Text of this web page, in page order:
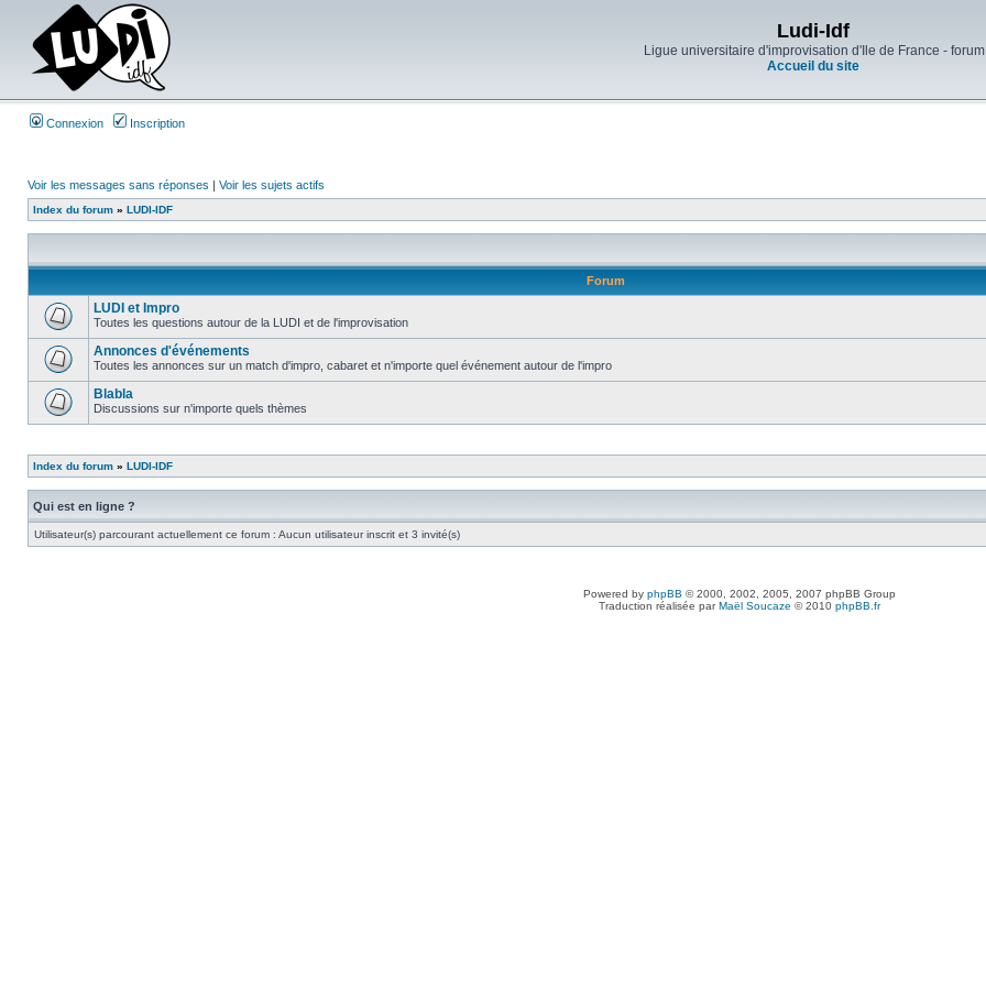
Ludi-Idf
Ligue universitaire d'improvisation d'Ile de France - forum
Accueil du site
Connexion Inscription
Voir les messages sans réponses | Voir les sujets actifs
Index du forum » LUDI-IDF
Forum
LUDI et Impro
Toutes les questions autour de la LUDI et de l'improvisation
Annonces d'événements
Toutes les annonces sur un match d'impro, cabaret et n'importe quel événement autour de l'impro
Blabla
Discussions sur n'importe quels thèmes
Index du forum » LUDI-IDF
Qui est en ligne ?
Utilisateur(s) parcourant actuellement ce forum : Aucun utilisateur inscrit et 3 invité(s)
Powered by phpBB © 2000, 2002, 2005, 2007 phpBB Group
Traduction réalisée parMaël Soucaze © 2010 phpBB.fr